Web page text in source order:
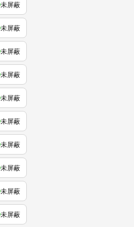
未屏蔽
未屏蔽
未屏蔽
未屏蔽
未屏蔽
未屏蔽
未屏蔽
未屏蔽
未屏蔽
未屏蔽